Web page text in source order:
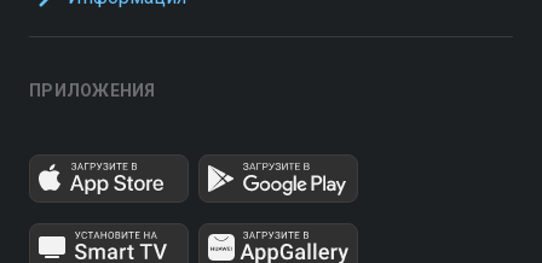
ПРИЛОЖЕНИЯ